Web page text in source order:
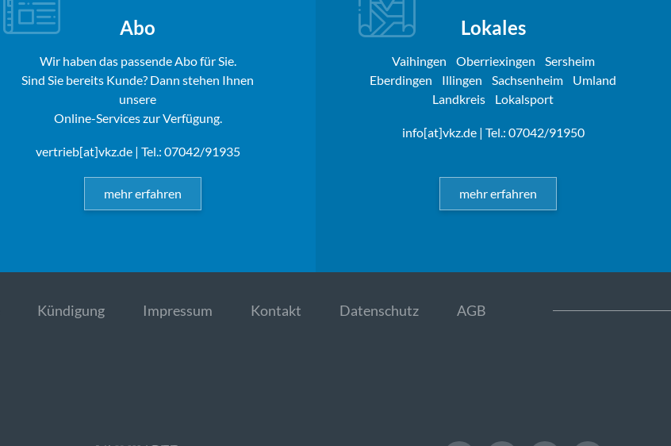
Abo
Wir haben das passende Abo für Sie.
Sind Sie bereits Kunde? Dann stehen Ihnen
unsere
Online-Services zur Verfügung.
vertrieb[at]vkz.de| Tel.: 07042/91935
mehr erfahren
Lokales
Vaihingen Oberriexingen
Sersheim
Eberdingen
Illingen Sachsenheim
Umland
Landkreis
Lokalsport
info[at]vkz.de| Tel.: 07042/91950
mehr erfahren
Kündigung Impressum Kontakt Datenschutz AGB